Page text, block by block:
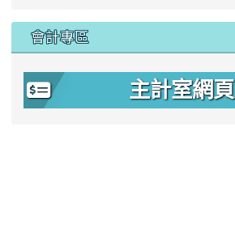
會計專區
主計室網頁